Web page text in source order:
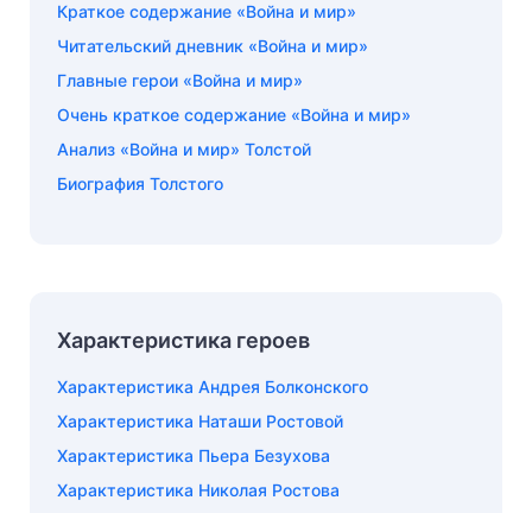
Краткое содержание «Война и мир»
Читательский дневник «Война и мир»
Главные герои «Война и мир»
Очень краткое содержание «Война и мир»
Анализ «Война и мир» Толстой
Биография Толстого
Характеристика героев
Характеристика Андрея Болконского
Характеристика Наташи Ростовой
Характеристика Пьера Безухова
Характеристика Николая Ростова